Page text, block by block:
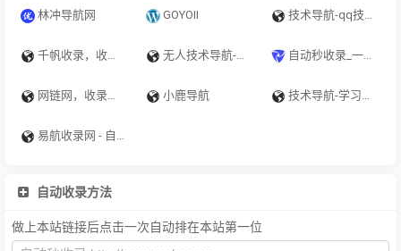
林冲导航网 GOYOII 技术导航-qq技术导航_学习技术 从这里开始
千帆收录，收录正规网站网址导航，简约纯净资源网址导航 无人技术导航-qq技术导航_学习技术 从这里开始 自动秒收录_一个优秀的免费收录网站_专注网址收录研究_高效网站优化推广专家
网链网，收录正规网站网址导航，简约纯净资源网址导航 小鹿导航 技术导航-学习技术 从这里开始
易航收录网 - 自动秒收录
自动收录方法
做上本站链接后点击一次自动排在本站第一位